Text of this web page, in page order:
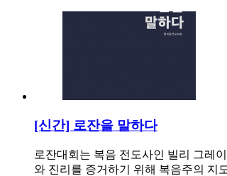
[신간] 로잔을 말하다
로잔대회는 복음 전도사인 빌리 그레
와 진리를 증거하기 위해 복음주의 지